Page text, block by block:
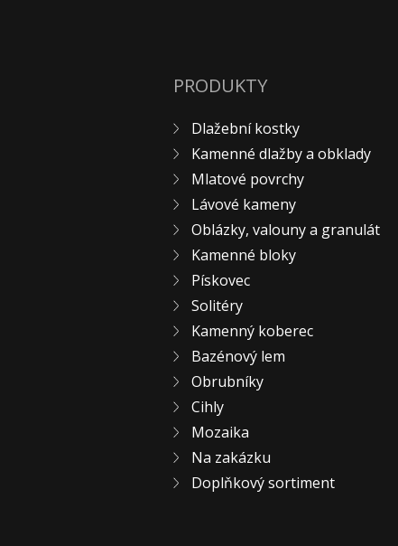
PRODUKTY
Dlažební kostky
Kamenné dlažby a obklady
Mlatové povrchy
Lávové kameny
Oblázky, valouny a granulát
Kamenné bloky
Pískovec
Solitéry
Kamenný koberec
Bazénový lem
Obrubníky
Cihly
Mozaika
Na zakázku
Doplňkový sortiment